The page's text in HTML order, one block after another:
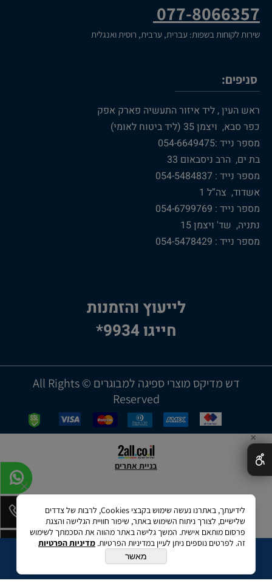
הוספה לסל
077-8066357
שירות לקוחות בשפות: עברית, ערבית, רוסית ואנגלית
סניפים:
ראש העין , ליד איזור התעשיה פארק אפק
כפר סבא, ויצמן 35 (ליד ביטוח לאומי)
מספר נייד :054-6649475
בת ים, הרב ניסבאום 33
מספר נייד : 054-5484837
אשדוד, צה”ל 1
מספר נייד : 054-6799769
נתניה, שד' ויצמן 15
מספר נייד : 054-5478429
לייעוץ והזמנות
חייגו 9934*
דש מדיקס מוצרי ספיגה למבוגרים © All Rights
Reserved
בניית אתרים
✕
לידיעתך, באתרנו נעשה שימוש בקבצי Cookies, לרבות של צדדים
שלישיים, לצורך ניתוח השימוש באתר, שיפור חוויית הגלישה והצגת
פרסום מותאם אישית. המשך גלישה באתר מהווה את הסכמתך לשימוש
זה. לפרטים נוספים ניתן לעיין במדיניות הפרטיות. מדיניות הפרטיות
מאשר